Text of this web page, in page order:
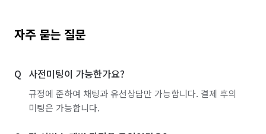
자주 묻는 질문
사전미팅이 가능한가요?
규정에 준하여 채팅과 유선상담만 가능합니다. 결제 후의
미팅은 가능합니다.